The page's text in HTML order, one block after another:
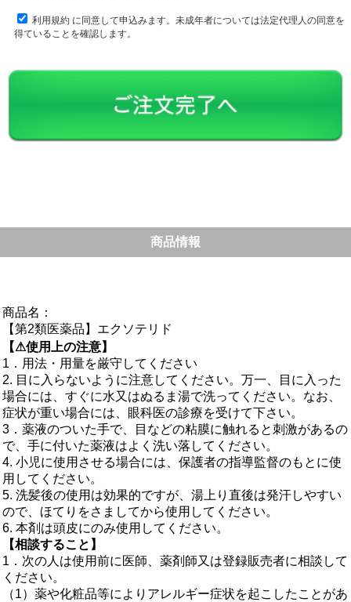
利用規約に同意して申込みます。未成年者については法定代理人の同意を
得ていることを確認します。
商品情報
商品名：
【第2類医薬品】エクソテリド
【⚠使用上の注意】
1．用法・用量を厳守してください
2. 目に入らないように注意してください。万一、目に入った
場合には、すぐに水又はぬるま湯で洗ってください。なお、
症状が重い場合には、眼科医の診療を受けて下さい。
3．薬液のついた手で、目などの粘膜に触れると刺激があるの
で、手に付いた薬液はよく洗い落してください。
4. 小児に使用させる場合には、保護者の指導監督のもとに使
用してください。
5. 洗髪後の使用は効果的ですが、湯上り直後は発汗しやすい
ので、ほてりをさましてから使用してください。
6. 本剤は頭皮にのみ使用してください。
【相談すること】
1．次の人は使用前に医師、薬剤師又は登録販売者に相談して
ください。
（1）薬や化粧品等によりアレルギー症状を起こしたことがあ